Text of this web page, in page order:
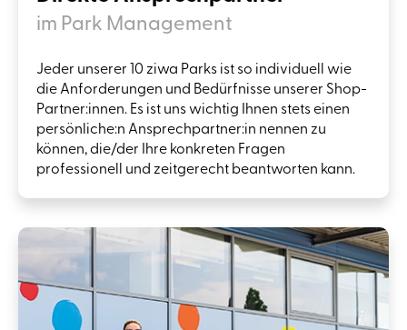
im Park Management
Jeder unserer 10 ziwa Parks ist so individuell wie
die Anforderungen und Bedürfnisse unserer Shop-
Partner:innen. Es ist uns wichtig Ihnen stets einen
persönliche:n Ansprechpartner:in nennen zu
können, die/der Ihre konkreten Fragen
professionell und zeitgerecht beantworten kann.